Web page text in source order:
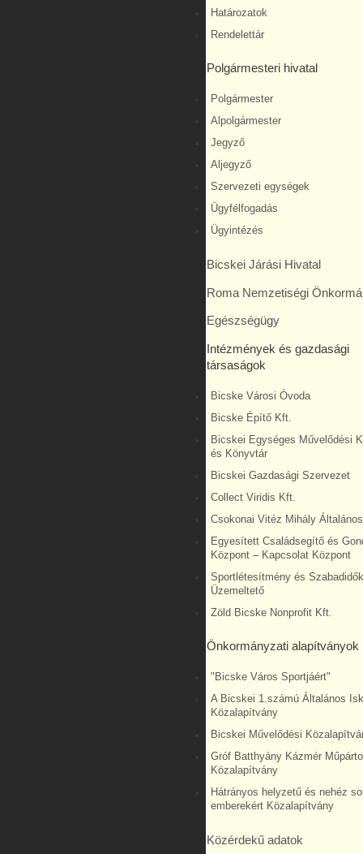
Határozatok
Rendelettár
Polgármesteri hivatal
Polgármester
Alpolgármester
Jegyző
Aljegyző
Szervezeti egységek
Ügyfélfogadás
Ügyintézés
Bicskei Járási Hivatal
Roma Nemzetiségi
Egészségügy
Intézmények és gazdasági
társaságok
Bicske Városi Óvoda
Bicske Építő Kft.
Bicskei Egységes Művelődési
és Könyvtár
Bicskei Gazdasági Szervezet
Collect Viridis Kft.
Csokonai Vitéz Mihály
Egyesített Családsegítő és
Központ – Kapcsolat Központ
Sportlétesítmény és
Üzemeltető
Zöld Bicske Nonprofit Kft.
Önkormányzati alapítványok
"Bicske Város Sportjáért"
A Bicskei 1.számú Általános
Közalapítvány
Bicskei Művelődési
Gróf Batthyány Kázmér
Közalapítvány
Hátrányos helyzetű és nehéz
emberekért Közalapítvány
Közérdekű adatok